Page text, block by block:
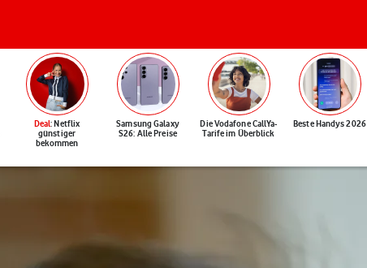
Deal: Netflix
günstiger
bekommen
Samsung Galaxy
S26: Alle Preise
Die Vodafone CallYa-
Tarife im Überblick
Beste Handys 2026